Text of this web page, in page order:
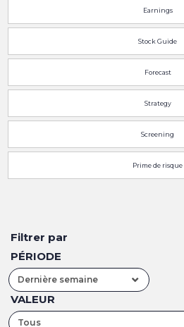
Earnings
Stock Guide
Forecast
Strategy
Screening
Prime de risque
Filtrer par
PÉRIODE
Dernière semaine
VALEUR
Tous